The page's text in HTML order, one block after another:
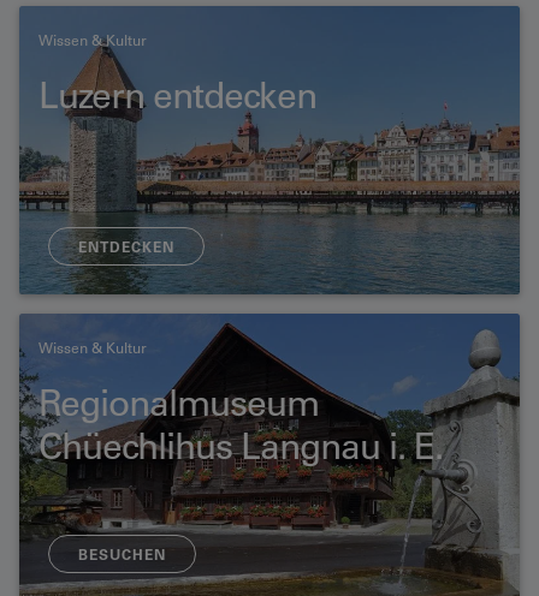
Wissen & Kultur
Luzern entdecken
ENTDECKEN
Wissen & Kultur
Regionalmuseum
Chüechlihus Langnau i. E.
BESUCHEN